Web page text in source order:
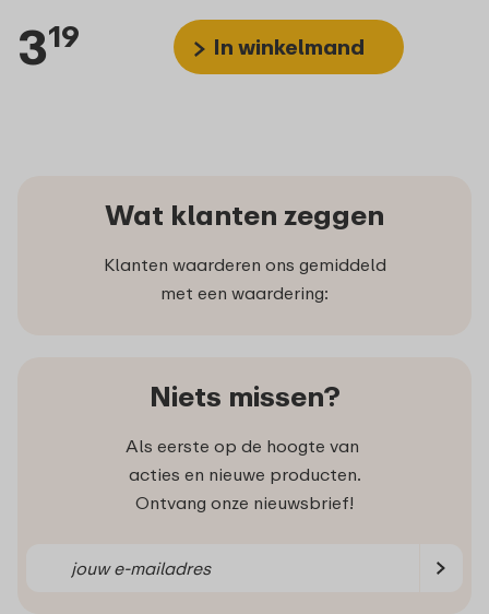
319 In winkelmand
Wat klanten zeggen
Klanten waarderen ons gemiddeld
met een waardering:
Niets missen?
Als eerste op de hoogte van
acties en nieuwe producten.
Ontvang onze nieuwsbrief!